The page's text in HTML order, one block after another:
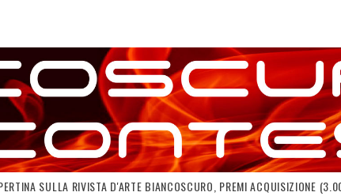
SULLA RIVISTA D'ARTE BIANCOSCURO, PREMI ACQUISIZIONE